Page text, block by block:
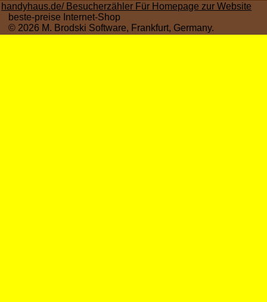
handyhaus.de/ Besucherzähler Für Homepage zur Website
beste-preise Internet-Shop
© 2026 M. Brodski Software, Frankfurt, Germany.